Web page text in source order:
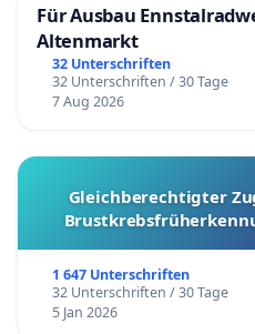
Für Ausbau
Altenmarkt
32 Unterschriften
32 Unterschriften / 30 Tage
7 Aug 2026
Gleichberechtigter
1 647 Unterschriften
32 Unterschriften / 30 Tage
5 Jan 2026